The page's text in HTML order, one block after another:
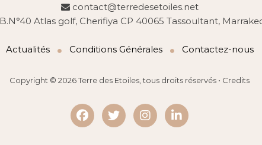
contact@terredesetoiles.net
B.N°40 Atlas golf, Cherifiya CP 40065 Tassoultant,
Actualités Conditions Générales Contactez-nous
Copyright © 2026Terre des Etoiles, tous droits réservés • Credits